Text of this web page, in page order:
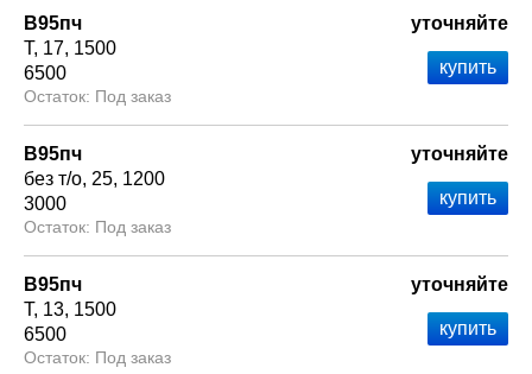
В95пч
Т 17 1500
6500
Под заказ
уточняйте
В95пч
без т/о 25 1200
3000
Под заказ
уточняйте
В95пч
Т 13 1500
6500
Под заказ
уточняйте